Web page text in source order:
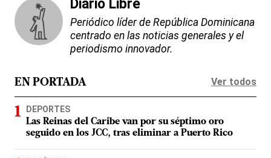
Diario Libre
Periódico líder de República Dominicana
centrado en las noticias generales y el
periodismo innovador.
EN PORTADA Ver todos
DEPORTES
Las Reinas del Caribe van por su séptimo oro
seguido en los JCC, tras eliminar a Puerto Rico